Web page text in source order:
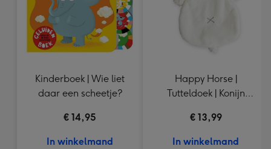
Kinderboek | Wie liet
daar een scheetje?
€ 14,95
In winkelmand
Happy Horse |
Tutteldoek | Konijn
€ 13,99
In winkelmand